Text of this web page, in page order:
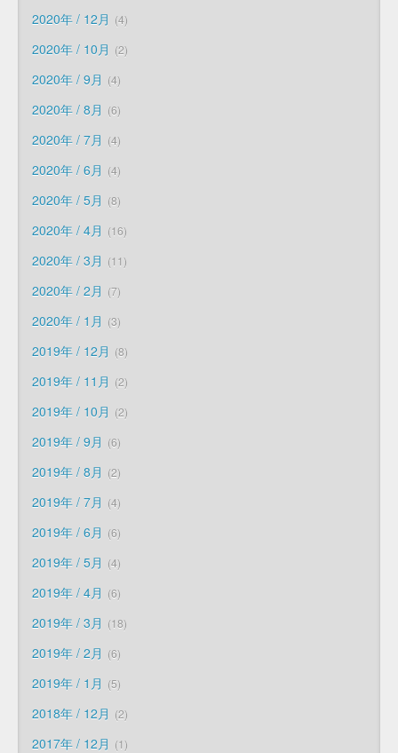
2020年 / 12月 4
2020年 / 10月 2
2020年 / 9月 4
2020年 / 8月 6
2020年 / 7月 4
2020年 / 6月 4
2020年 / 5月 8
2020年 / 4月 16
2020年 / 3月 11
2020年 / 2月 7
2020年 / 1月 3
2019年 / 12月 8
2019年 / 11月 2
2019年 / 10月 2
2019年 / 9月 6
2019年 / 8月 2
2019年 / 7月 4
2019年 / 6月 6
2019年 / 5月 4
2019年 / 4月 6
2019年 / 3月 18
2019年 / 2月 6
2019年 / 1月 5
2018年 / 12月 2
2017年 / 12月 1